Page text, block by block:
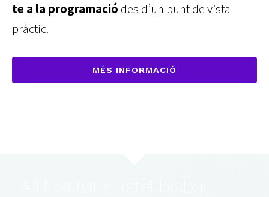
te a la programació des d’un punt de vista
pràctic.
MÉS INFORMACIÓ